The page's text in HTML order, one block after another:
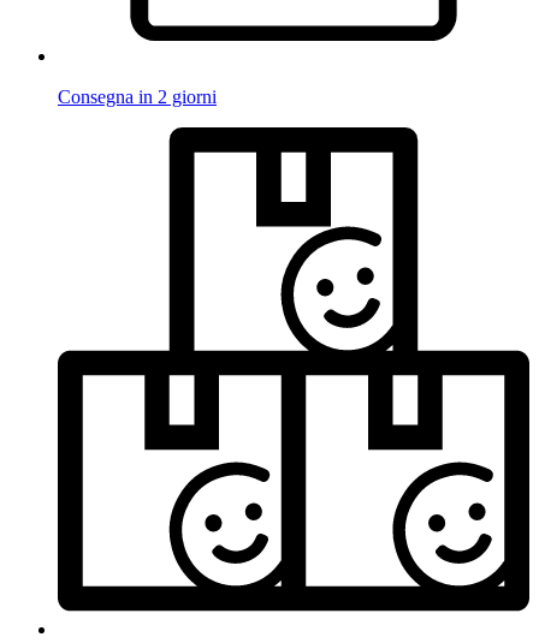
Consegna in 2 giorni